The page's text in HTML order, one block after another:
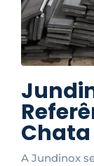
A Jundinox